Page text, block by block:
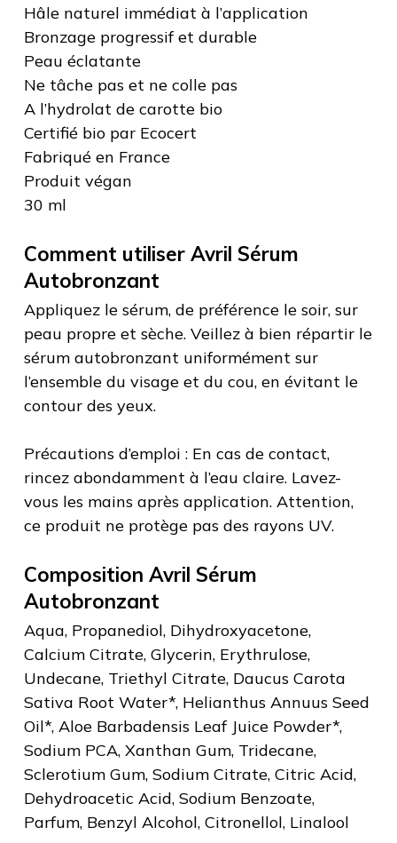
Hâle naturel immédiat à l’application
Bronzage progressif et durable
Peau éclatante
Ne tâche pas et ne colle pas
A l’hydrolat de carotte bio
Certifié bio par Ecocert
Fabriqué en France
Produit végan
30 ml
Comment utiliser Avril Sérum
Autobronzant
Appliquez le sérum, de préférence le soir, sur
peau propre et sèche. Veillez à bien répartir le
sérum autobronzant uniformément sur
l’ensemble du visage et du cou, en évitant le
contour des yeux.
Précautions d’emploi : En cas de contact,
rincez abondamment à l’eau claire. Lavez-
vous les mains après application. Attention,
ce produit ne protège pas des rayons UV.
Composition Avril Sérum
Autobronzant
Aqua, Propanediol, Dihydroxyacetone,
Calcium Citrate, Glycerin, Erythrulose,
Undecane, Triethyl Citrate, Daucus Carota
Sativa Root Water*, Helianthus Annuus Seed
Oil*, Aloe Barbadensis Leaf Juice Powder*,
Sodium PCA, Xanthan Gum, Tridecane,
Sclerotium Gum, Sodium Citrate, Citric Acid,
Dehydroacetic Acid, Sodium Benzoate,
Parfum, Benzyl Alcohol, Citronellol, Linalool